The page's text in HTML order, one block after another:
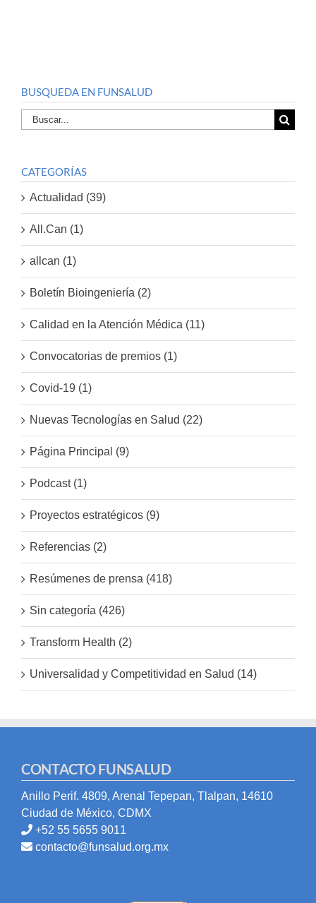
BUSQUEDA EN FUNSALUD
Buscar
por:
CATEGORÍAS
Actualidad (39)
All.Can (1)
allcan (1)
Boletín Bioingeniería (2)
Calidad en la Atención Médica (11)
Convocatorias de premios (1)
Covid-19 (1)
Nuevas Tecnologías en Salud (22)
Página Principal (9)
Podcast (1)
Proyectos estratégicos (9)
Referencias (2)
Resúmenes de prensa (418)
Sin categoría (426)
Transform Health (2)
Universalidad y Competitividad en Salud (14)
CONTACTO FUNSALUD
Anillo Perif. 4809, Arenal Tepepan, Tlalpan, 14610
Ciudad de México, CDMX
+52 55 5655 9011
contacto@funsalud.org.mx